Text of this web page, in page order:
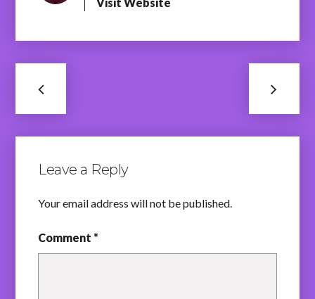
Leave a Reply
Your email address will not be published.
Comment *